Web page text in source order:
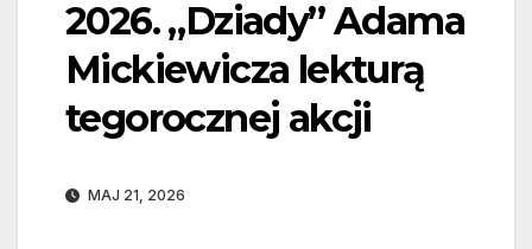
2026. „Dziady” Adama
Mickiewicza lekturą
tegorocznej akcji
MAJ 21, 2026